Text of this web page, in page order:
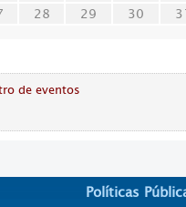
28 29 30
de eventos
Políticas